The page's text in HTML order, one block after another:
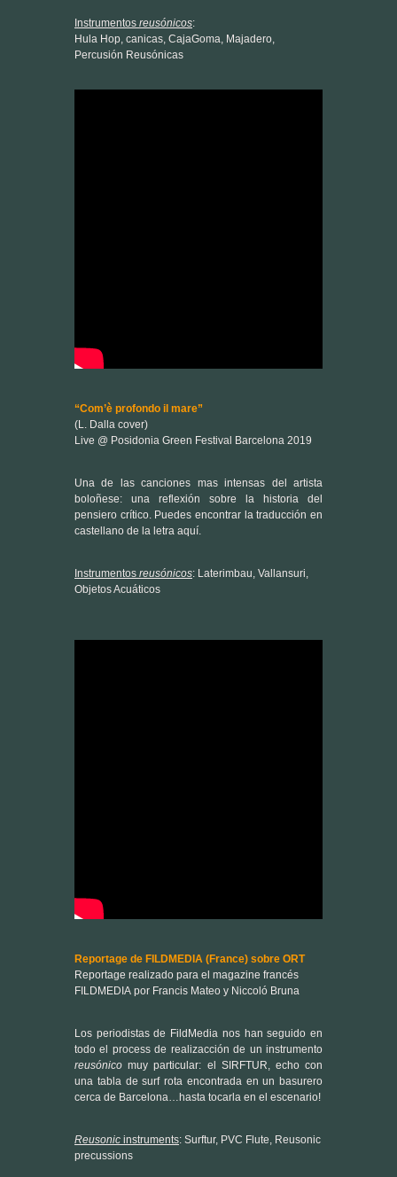
(L. Dalla cover)
Live @ Posidonia Green Festival Barcelona 2019
Una de las canciones mas intensas del artista
boloñese: una reflexión sobre la historia del
pensiero crítico. Puedes encontrar la traducción en
Instrumentosreusónicos: Laterimbau, Vallansuri,
Objetos Acuáticos
Reportage realizado para el magazine francés
FILDMEDIA por Francis Mateo y Niccoló Bruna
Los periodistas de FildMedia nos han seguido en
todo el process de realizacción de un instrumento
reusónicomuy particular: el SIRFTUR, echo con
cerca de Barcelona…hasta tocarla en el escenario!
Reusonicinstruments: Surftur, PVC Flute, Reusonic
precussions